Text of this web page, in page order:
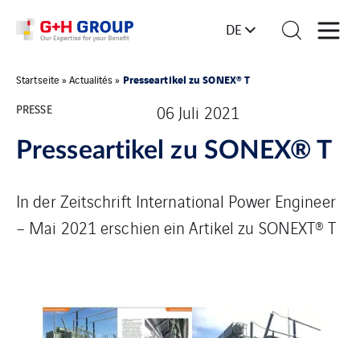
DE
Startseite »Actualités» Presseartikel zu SONEX® T
PRESSE
06 Juli 2021
Presseartikel zu SONEX® T
In der Zeitschrift International Power Engineer
– Mai 2021 erschien ein Artikel zu SONEXT® T